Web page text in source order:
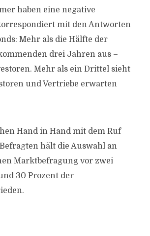
haben eine negative
mit den Antworten
Mehr als die Hälfte der
drei Jahren aus –
Mehr als ein Drittel sieht
und Vertriebe erwarten
Hand in Hand mit dem Ruf
hält die Auswahl an
Marktbefragung vor zwei
30 Prozent der